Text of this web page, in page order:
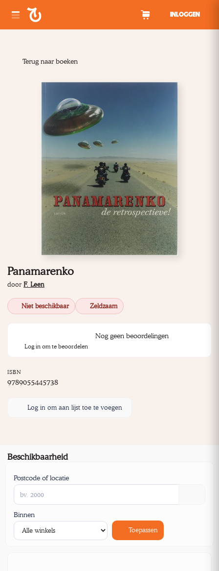
INLOGGEN
Terug naar boeken
Panamarenko
door F. Leen
Niet beschikbaar Zeldzaam
Nog geen beoordelingen
Log in om te beoordelen
ISBN
9789055445738
Log in om aan lijst toe te voegen
Beschikbaarheid
Postcode of locatie
Binnen
Toepassen